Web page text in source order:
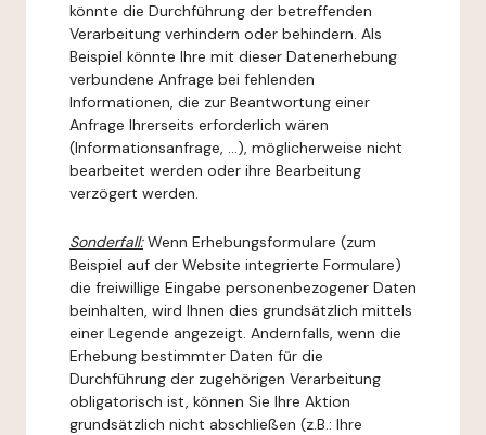
könnte die Durchführung der betreffenden
Verarbeitung verhindern oder behindern. Als
Beispiel könnte Ihre mit dieser Datenerhebung
verbundene Anfrage bei fehlenden
Informationen, die zur Beantwortung einer
Anfrage Ihrerseits erforderlich wären
(Informationsanfrage, ...), möglicherweise nicht
bearbeitet werden oder ihre Bearbeitung
verzögert werden.
Sonderfall:Wenn Erhebungsformulare (zum
Beispiel auf der Website integrierte Formulare)
die freiwillige Eingabe personenbezogener Daten
beinhalten, wird Ihnen dies grundsätzlich mittels
einer Legende angezeigt. Andernfalls, wenn die
Erhebung bestimmter Daten für die
Durchführung der zugehörigen Verarbeitung
obligatorisch ist, können Sie Ihre Aktion
grundsätzlich nicht abschließen (z.B.: Ihre